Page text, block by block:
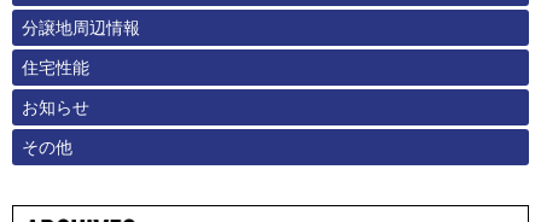
分譲地周辺情報
住宅性能
お知らせ
その他